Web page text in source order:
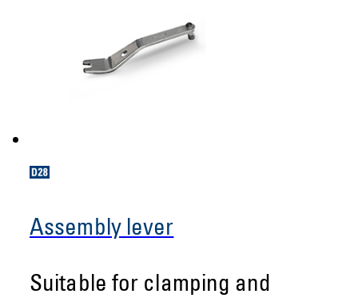
Assembly lever
Suitable for clamping and